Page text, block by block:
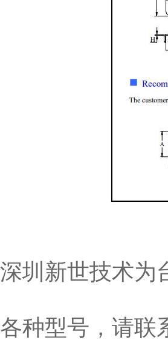
深圳新世技术为
各种型号，请联